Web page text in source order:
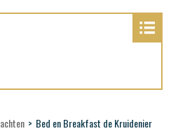
> Bed en Breakfast de Kruidenier